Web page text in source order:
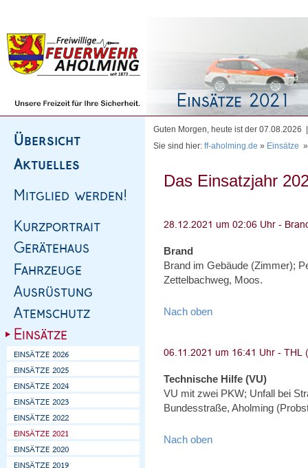
Guten Morgen, heute ist der
Sie sind hier: ff-aholming.de » Einsätze
Das Einsatzjahr
Brand
Brand im Gebäude (Zimmer);
Zettelbachweg, Moos.
Nach oben
Technische Hilfe (VU)
VU mit zwei PKW; Unfall bei
Bundesstraße, Aholming
Nach oben